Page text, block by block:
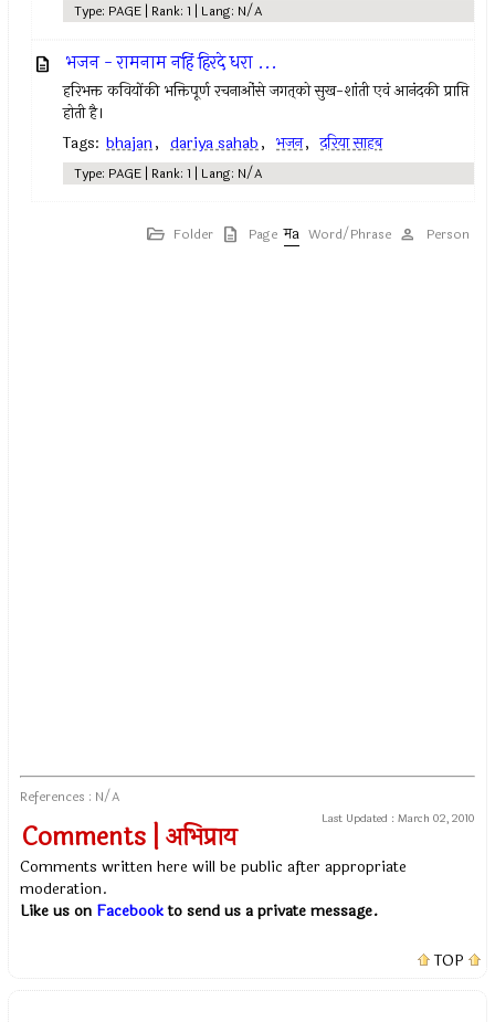
Type: PAGE | Rank: 1 | Lang: N/A
भजन - रामनाम नहिं हिरदे धरा ...
हरिभक्त कवियोंकी भक्तिपूर्ण रचनाओंसे जगत्‌को सुख-शांती एवं आनंदकी प्राप्ति
होती है।
Tags: bhajan, dariya sahab, भजन, दरिया साहब
Type: PAGE | Rank: 1 | Lang: N/A
Folder Page Word/Phrase Person
References : N/A
Last Updated : March 02, 2010
Comments | अभिप्राय
Comments written here will be public after appropriate
moderation.
Like us on Facebookto send us a private message.
TOP